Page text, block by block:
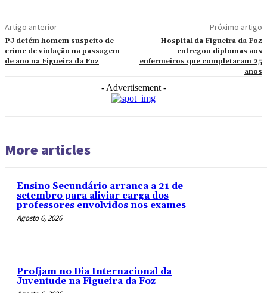
Artigo anterior
PJ detém homem suspeito de
crime de violação na passagem
de ano na Figueira da Foz
Próximo artigo
Hospital da Figueira da Foz
entregou diplomas aos
enfermeiros que completaram 25
anos
- Advertisement -
More articles
Ensino Secundário arranca a 21 de
setembro para aliviar carga dos
professores envolvidos nos exames
Agosto 6, 2026
Profjam no Dia Internacional da
Juventude na Figueira da Foz